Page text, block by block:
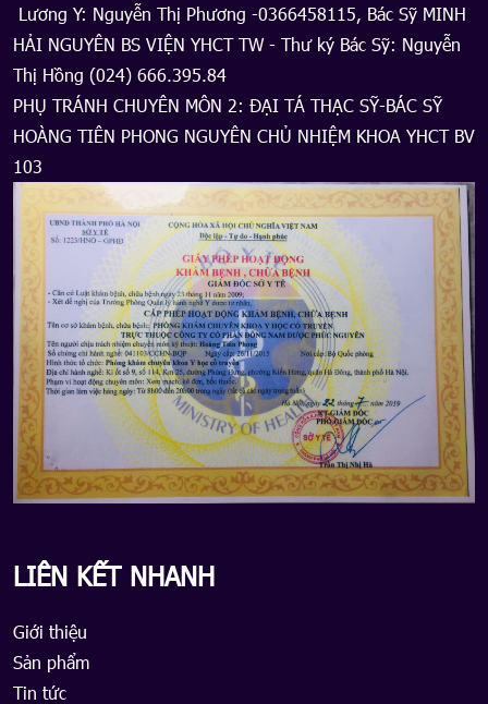
Lương Y: Nguyễn Thị Phương -0366458115, Bác Sỹ MINH
HẢI NGUYÊN BS VIỆN YHCT TW - Thư ký Bác Sỹ: Nguyễn
Thị Hồng (024) 666.395.84
PHỤ TRÁNH CHUYÊN MÔN 2: ĐẠI TÁ THẠC SỸ-BÁC SỸ
HOÀNG TIÊN PHONG NGUYÊN CHỦ NHIỆM KHOA YHCT BV
103
LIÊN KẾT NHANH
Giới thiệu
Sản phẩm
Tin tức